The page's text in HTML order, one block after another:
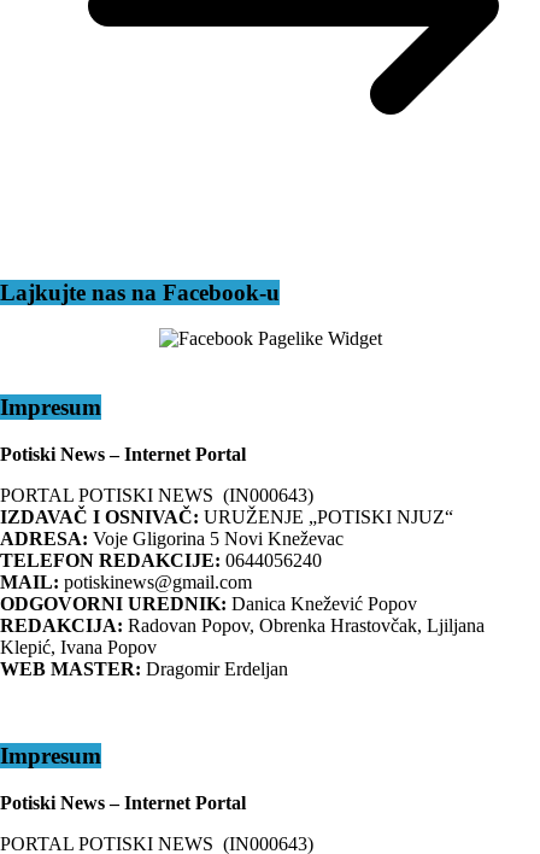
Lajkujte nas na Facebook-u
Impresum
Potiski News – Internet Portal
PORTAL POTISKI NEWS (IN000643)
IZDAVAČ I OSNIVAČ: URUŽENJE „POTISKI NJUZ“
ADRESA: Voje Gligorina 5 Novi Kneževac
TELEFON REDAKCIJE: 0644056240
MAIL: potiskinews@gmail.com
ODGOVORNI UREDNIK: Danica Knežević Popov
REDAKCIJA: Radovan Popov, Obrenka Hrastovčak, Ljiljana
Klepić, Ivana Popov
WEB MASTER: Dragomir Erdeljan
Impresum
Potiski News – Internet Portal
PORTAL POTISKI NEWS (IN000643)